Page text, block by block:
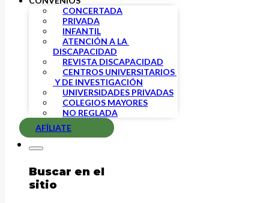
CONCERTADA
PRIVADA
INFANTIL
ATENCIÓN A LA
DISCAPACIDAD
REVISTA DISCAPACIDAD
CENTROS UNIVERSITARIOS
Y DE INVESTIGACIÓN
UNIVERSIDADES PRIVADAS
COLEGIOS MAYORES
NO REGLADA
AFÍLIATE
Buscar en el
sitio